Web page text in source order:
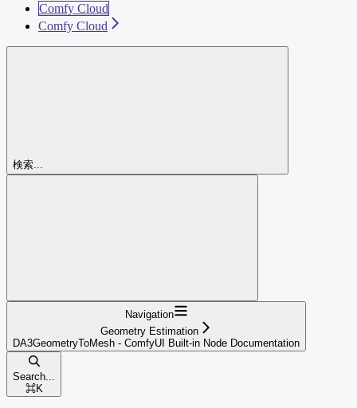
Comfy Cloud
Comfy Cloud
検索...
Navigation
Geometry Estimation
DA3GeometryToMesh - ComfyUI Built-in Node Documentation
Search...
⌘K